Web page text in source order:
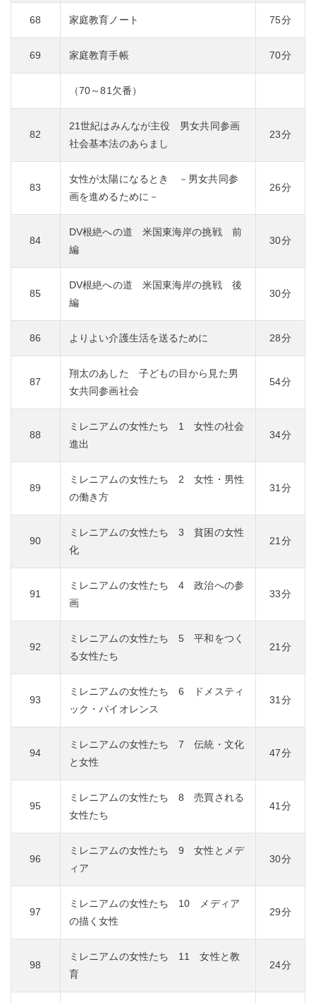
68 家庭教育ノート 75分
69 家庭教育手帳 70分
（70～81欠番）
82
21世紀はみんなが主役 男女共同参画
社会基本法のあらまし
23分
83
女性が太陽になるとき －男女共同参
画を進めるために－
26分
84
DV根絶への道 米国東海岸の挑戦 前
編
30分
85
DV根絶への道 米国東海岸の挑戦 後
編
30分
86 よりよい介護生活を送るために 28分
87
翔太のあした 子どもの目から見た男
女共同参画社会
54分
88
ミレニアムの女性たち 1 女性の社会
進出
34分
89
ミレニアムの女性たち 2 女性・男性
の働き方
31分
90
ミレニアムの女性たち 3 貧困の女性
化
21分
91
ミレニアムの女性たち 4 政治への参
画
33分
92
ミレニアムの女性たち 5 平和をつく
る女性たち
21分
93
ミレニアムの女性たち 6 ドメスティ
ック・バイオレンス
31分
94
ミレニアムの女性たち 7 伝統・文化
と女性
47分
95
ミレニアムの女性たち 8 売買される
女性たち
41分
96
ミレニアムの女性たち 9 女性とメデ
ィア
30分
97
ミレニアムの女性たち 10 メディア
の描く女性
29分
98
ミレニアムの女性たち 11 女性と教
育
24分